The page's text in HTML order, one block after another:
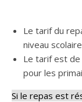
Le tarif du
niveau
Le tarif est
pour les
Si le repas est réservé, la tarification appliquée est celle en